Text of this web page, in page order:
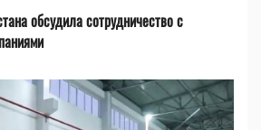
обсудила сотрудничество с